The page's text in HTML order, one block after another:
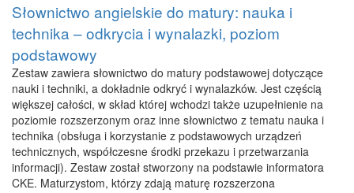
Słownictwo angielskie do matury: nauka i
technika – odkrycia i wynalazki, poziom
podstawowy
Zestaw zawiera słownictwo do matury podstawowej dotyczące
nauki i techniki, a dokładnie odkryć i wynalazków. Jest częścią
większej całości, w skład której wchodzi także uzupełnienie na
poziomie rozszerzonym oraz inne słownictwo z tematu nauka i
technika (obsługa i korzystanie z podstawowych urządzeń
technicznych, współczesne środki przekazu i przetwarzania
informacji). Zestaw został stworzony na podstawie informatora
CKE. Maturzystom, którzy zdają maturę rozszerzona